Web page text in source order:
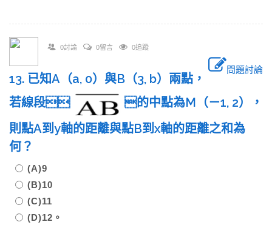
0討論 0留言 0追蹤
問題討論
13. 已知A（a, 0）與B（3, b）兩點，
若線段
的中點為M（－1, 2），
則點A到y軸的距離與點B到x軸的距離之和為
何？
(A)9
(B)10
(C)11
(D)12。